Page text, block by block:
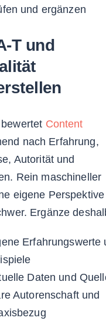
und ergänzen
T und
Content
nach Erfahrung,
Autorität und
Rein maschineller
eigene Perspektive
Ergänze
Erfahrungswerte
Daten und
Autorenschaft und